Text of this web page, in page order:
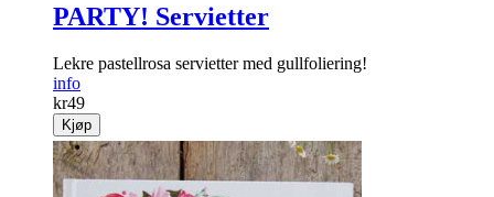
PARTY! Servietter
Lekre pastellrosa servietter med gullfoliering!
info
kr49
Kjøp